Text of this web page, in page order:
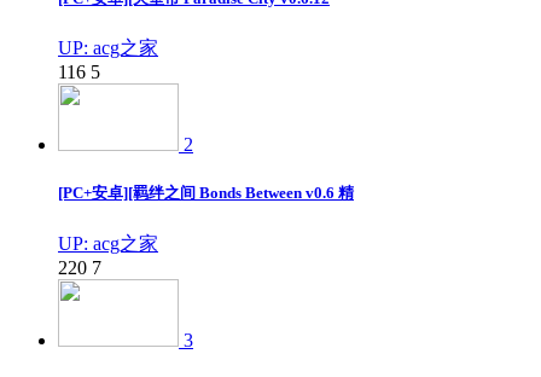
UP: acg之家
116 5
2
[PC+安卓][羁绊之间 Bonds Between v0.6 精
UP: acg之家
220 7
3